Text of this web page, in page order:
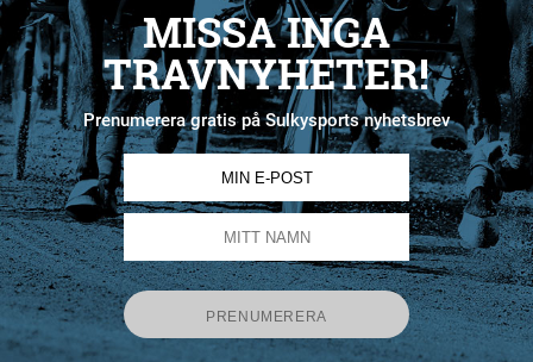
MISSA INGA
TRAVNYHETER!
Prenumerera gratis på Sulkysports nyhetsbrev